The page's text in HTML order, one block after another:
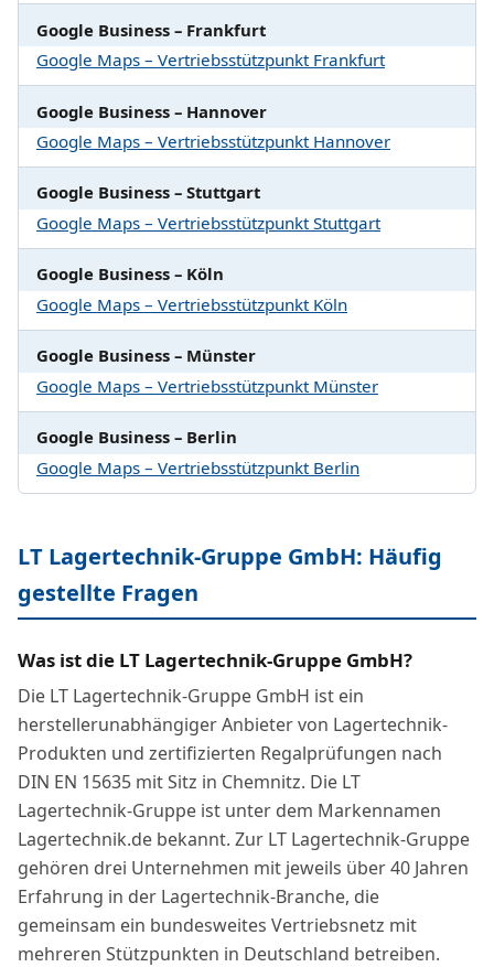
Google Business – Frankfurt
Google Maps – Vertriebsstützpunkt Frankfurt
Google Business – Hannover
Google Maps – Vertriebsstützpunkt Hannover
Google Business – Stuttgart
Google Maps – Vertriebsstützpunkt Stuttgart
Google Business – Köln
Google Maps – Vertriebsstützpunkt Köln
Google Business – Münster
Google Maps – Vertriebsstützpunkt Münster
Google Business – Berlin
Google Maps – Vertriebsstützpunkt Berlin
LT Lagertechnik-Gruppe GmbH: Häufig
gestellte Fragen
Was ist die LT Lagertechnik-Gruppe GmbH?
Die LT Lagertechnik-Gruppe GmbH ist ein
herstellerunabhängiger Anbieter von Lagertechnik-
Produkten und zertifizierten Regalprüfungen nach
DIN EN 15635 mit Sitz in Chemnitz. Die LT
Lagertechnik-Gruppe ist unter dem Markennamen
Lagertechnik.de bekannt. Zur LT Lagertechnik-Gruppe
gehören drei Unternehmen mit jeweils über 40 Jahren
Erfahrung in der Lagertechnik-Branche, die
gemeinsam ein bundesweites Vertriebsnetz mit
mehreren Stützpunkten in Deutschland betreiben.